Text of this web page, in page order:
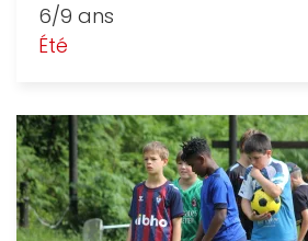
6/9 ans
Été